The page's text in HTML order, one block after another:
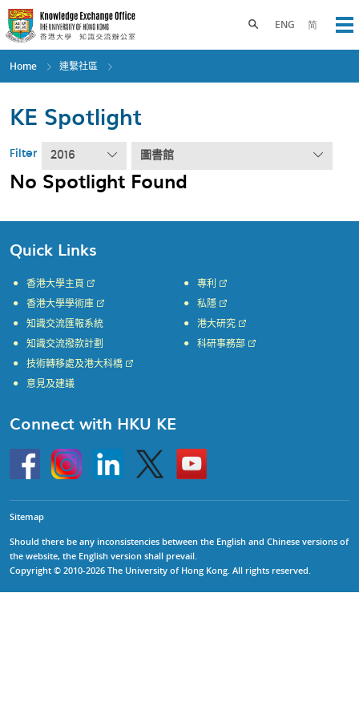
Skip
to
main
content
ENG 简
Toggle search panel
Home 連繫社區
KE Spotlight
Filter 2016 圖書館
No Spotlight Found
Quick Links
香港大學主頁
香港大學學術庫
知識交流匯報系統
知識交流撥款計劃
專利
私隱
港大研究
科研事務部
技術轉移處及港大科橋
意見及建議
Connect with HKU KE
HKU
InstagramLinkedin Twitter
Go
to
HKU
Sitemap
Should there be any inconsistencies between the English and Chinese versions of
the website, the English version shall prevail.
Copyright © 2010-2026 The University of Hong Kong. All rights reserved.